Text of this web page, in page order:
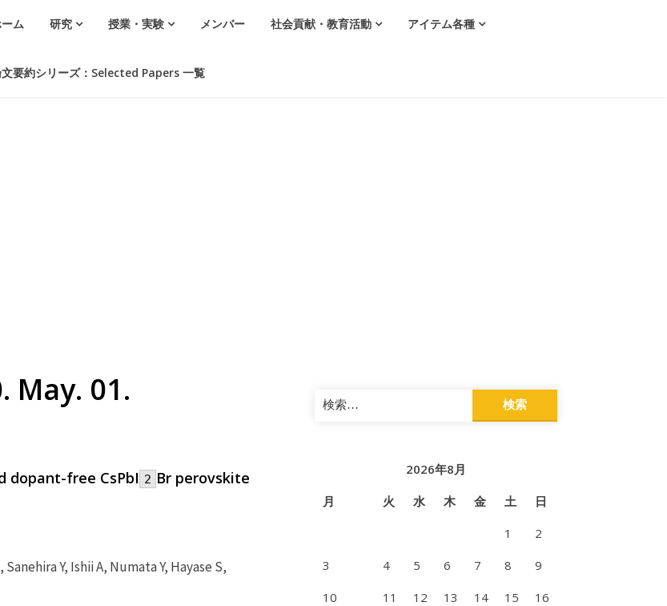
ム 研究 授業・実験 メンバー 社会貢献・教育活動 アイテム各種
要約シリーズ：Selected Papers 一覧
May. 01.
dopant-free CsPbI 2 Br perovskite
Y, Ishii A, Numata Y, Hayase S,
検
索:
2026年8月
月
火 水 木 金 土
日
1
2
3
4 5 6 7 8
9
10
11 12 13 14 15
16